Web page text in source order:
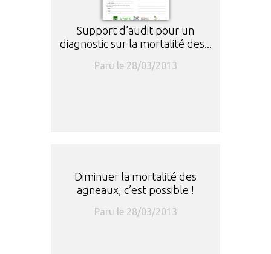
Support d’audit pour un
diagnostic sur la mortalité des...
Paru le 28/03/2013
Diminuer la mortalité des
agneaux, c’est possible !
Paru le 28/03/2013